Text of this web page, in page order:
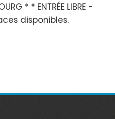
* * ENTRÉE LIBRE -
disponibles.